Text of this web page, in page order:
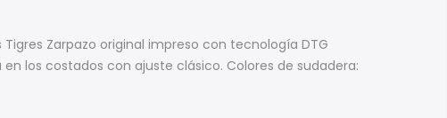
Zarpazo original impreso con tecnología DTG
los costados con ajuste clásico. Colores de sudadera: